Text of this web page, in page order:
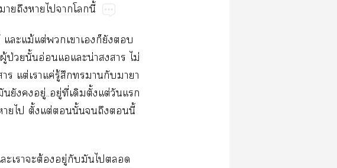
ม้​ต่​​​​​​​
ป่​ั้​อ่​​​น่​​ไม่​
ต่​​ค่​ู้​​​​​
..ู่​ี่​​ั้​ต่​​​
​ต่​​ั้​​​​ี้
ต้​ู่​​​​​